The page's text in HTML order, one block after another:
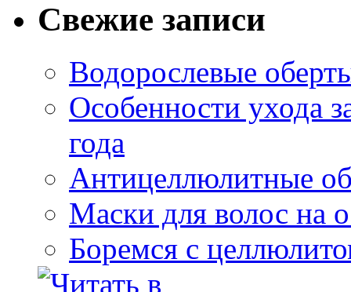
Свежие записи
Водорослевые
Особенности ухода
года
Антицеллюлитные
Маски для волос на
Боремся с